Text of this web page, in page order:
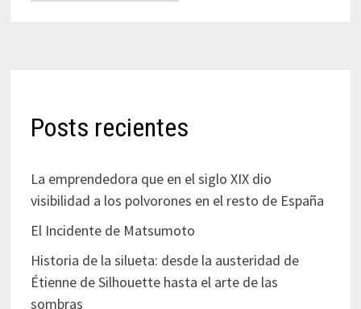
Posts recientes
La emprendedora que en el siglo XIX dio
visibilidad a los polvorones en el resto de España
El Incidente de Matsumoto
Historia de la silueta: desde la austeridad de
Étienne de Silhouette hasta el arte de las
sombras